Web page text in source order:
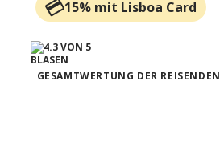
15% mit Lisboa Card
GESAMTWERTUNG DER REISENDEN